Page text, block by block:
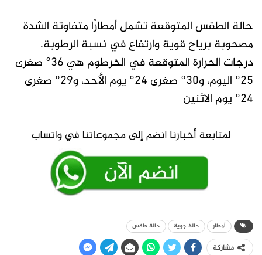
حالة الطقس المتوقعة تشمل أمطارًا متفاوتة الشدة
مصحوبة برياح قوية وارتفاع في نسبة الرطوبة.
درجات الحرارة المتوقعة في الخرطوم هي 36° صغرى
25° اليوم، و30° صغرى 24° يوم الأحد، و29° صغرى
24° يوم الاثنين
أمطار حالة جوية حالة طقس
مشاركة